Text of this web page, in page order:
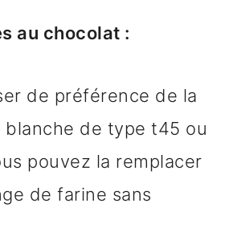
au chocolat :
de préférence de la
de type t45 ou
pouvez la remplacer
de farine sans